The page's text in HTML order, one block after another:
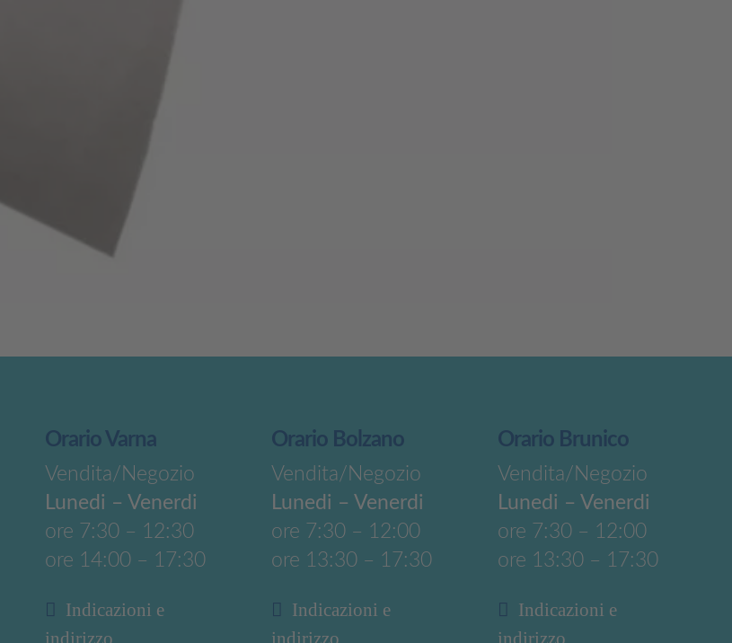
Orario Varna
Vendita/Negozio
Lunedi – Venerdi
ore 7:30 – 12:30
ore 14:00 – 17:30
Indicazioni e
indirizzo
Orario Bolzano
Vendita/Negozio
Lunedi – Venerdi
ore 7:30 – 12:00
ore 13:30 – 17:30
Indicazioni e
indirizzo
Orario Brunico
Vendita/Negozio
Lunedi – Venerdi
ore 7:30 – 12:00
ore 13:30 – 17:30
Indicazioni e
indirizzo